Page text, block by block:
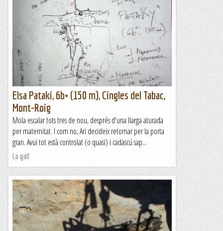
Elsa Pataki, 6b+ (150 m), Cingles del Tabac,
Mont-Roig
Mola escalar tots tres de nou, després d'una llarga aturada
per maternitat. I com no, Ari decideix retornar per la porta
gran. Avui tot està controlat (o quasi) i cadascú sap...
Lo gall